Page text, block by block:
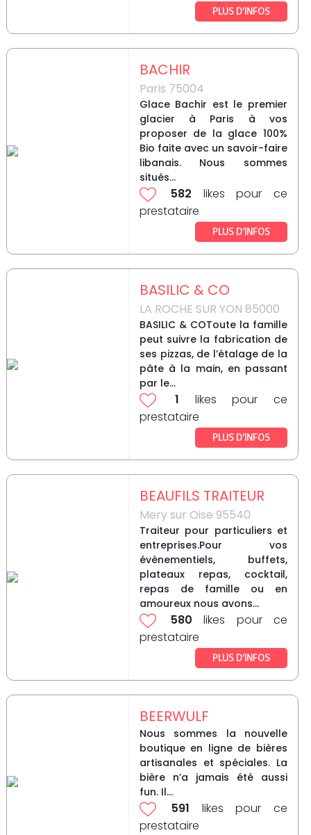
PLUS D’INFOS
BACHIR
Paris 75004
Glace Bachir est le premier
glacier à Paris à vos
proposer de la glace 100%
Bio faite avec un savoir-faire
libanais. Nous sommes
situés...
582 likes pour ce
prestataire
PLUS D’INFOS
BASILIC & CO
LA ROCHE SUR YON 85000
BASILIC & COToute la famille
peut suivre la fabrication de
ses pizzas, de l’étalage de la
pâte à la main, en passant
par le...
1 likes pour ce
prestataire
PLUS D’INFOS
BEAUFILS TRAITEUR
Mery sur Oise 95540
Traiteur pour particuliers et
entreprises.Pour vos
évènementiels, buffets,
plateaux repas, cocktail,
repas de famille ou en
amoureux nous avons...
580 likes pour ce
prestataire
PLUS D’INFOS
BEERWULF
Nous sommes la nouvelle
boutique en ligne de bières
artisanales et spéciales. La
bière n’a jamais été aussi
fun. Il...
591 likes pour ce
prestataire